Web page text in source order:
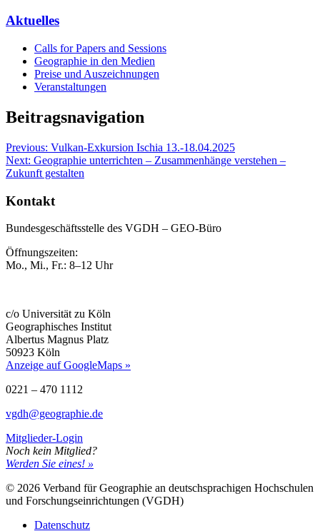
Aktuelles
Calls for Papers and Sessions
Geographie in den Medien
Preise und Auszeichnungen
Veranstaltungen
Beitragsnavigation
Previous: Vulkan-Exkursion Ischia 13.-18.04.2025
Next: Geographie unterrichten – Zusammenhänge verstehen –
Zukunft gestalten
Kontakt
Bundesgeschäftsstelle des VGDH – GEO-Büro
Öffnungszeiten:
Mo., Mi., Fr.: 8–12 Uhr
c/o Universität zu Köln
Geographisches Institut
Albertus Magnus Platz
50923 Köln
Anzeige auf GoogleMaps »
0221 – 470 1112
vgdh@geographie.de
Mitglieder-Login
Noch kein Mitglied?
Werden Sie eines! »
© 2026 Verband für Geographie an deutschsprachigen Hochschulen
und Forschungseinrichtungen (VGDH)
Datenschutz